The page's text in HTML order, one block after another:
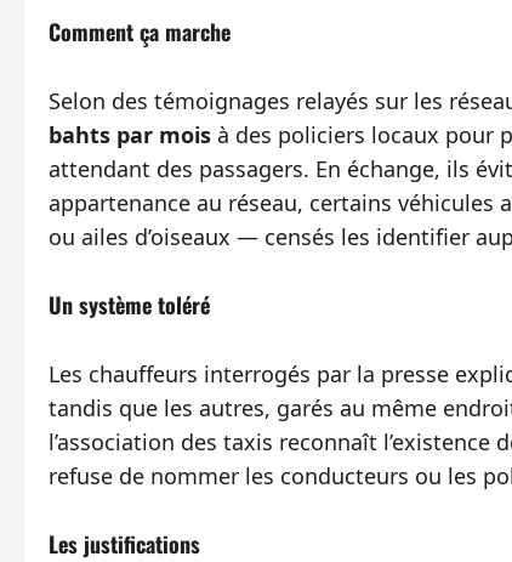
Comment ça marche
Selon des témoignages relayés sur les
bahts par mois à des policiers locaux pour
attendant des passagers. En échange, ils
appartenance au réseau, certains
ou ailes d’oiseaux — censés les identifier
Un système toléré
Les chauffeurs interrogés par la presse
tandis que les autres, garés au même
l’association des taxis reconnaît
refuse de nommer les conducteurs ou les
Les justifications